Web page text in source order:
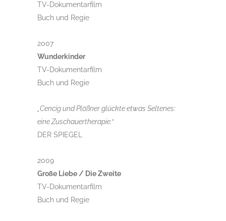
TV-Dokumentarfilm
Buch und Regie
2007
Wunderkinder
TV-Dokumentarfilm
Buch und Regie
„Cencig und Plößner glückte etwas Seltenes:
eine Zuschauertherapie.“
DER SPIEGEL
2009
Große Liebe / Die Zweite
TV-Dokumentarfilm
Buch und Regie